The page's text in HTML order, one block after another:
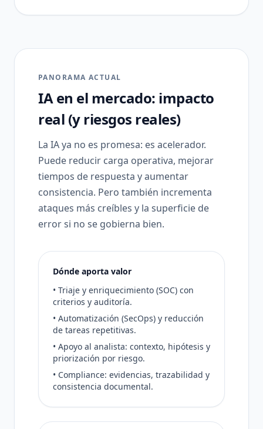
PANORAMA ACTUAL
IA en el mercado: impacto
real (y riesgos reales)
La IA ya no es promesa: es acelerador.
Puede reducir carga operativa, mejorar
tiempos de respuesta y aumentar
consistencia. Pero también incrementa
ataques más creíbles y la superficie de
error si no se gobierna bien.
Dónde aporta valor
• Triaje y enriquecimiento (SOC) con
criterios y auditoría.
• Automatización (SecOps) y reducción
de tareas repetitivas.
• Apoyo al analista: contexto, hipótesis y
priorización por riesgo.
• Compliance: evidencias, trazabilidad y
consistencia documental.